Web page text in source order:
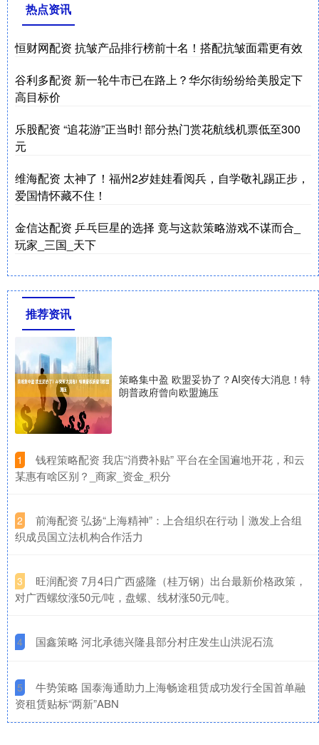
热点资讯
恒财网配资 抗皱产品排行榜前十名！搭配抗皱面霜更有效
谷利多配资 新一轮牛市已在路上？华尔街纷纷给美股定下
高目标价
乐股配资 “追花游”正当时! 部分热门赏花航线机票低至300
元
维海配资 太神了！福州2岁娃娃看阅兵，自学敬礼踢正步，
爱国情怀藏不住！
金信达配资 乒乓巨星的选择 竟与这款策略游戏不谋而合_
玩家_三国_天下
推荐资讯
策略集中盈 欧盟妥协了？AI突传大消息！特
朗普政府曾向欧盟施压
1
​钱程策略配资 我店“消费补贴” 平台在全国遍地开花，和云
某惠有啥区别？_商家_资金_积分
2
​前海配资 弘扬“上海精神”：上合组织在行动丨激发上合组
织成员国立法机构合作活力
3
​旺润配资 7月4日广西盛隆（桂万钢）出台最新价格政策，
对广西螺纹涨50元/吨，盘螺、线材涨50元/吨。
4 ​国鑫策略 河北承德兴隆县部分村庄发生山洪泥石流
5
​牛势策略 国泰海通助力上海畅途租赁成功发行全国首单融
资租赁贴标“两新”ABN